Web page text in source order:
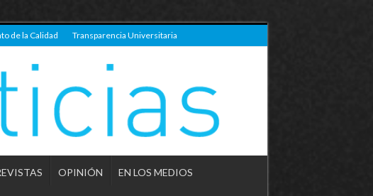
de la Calidad Transparencia Universitaria
OPINIÓN EN LOS MEDIOS